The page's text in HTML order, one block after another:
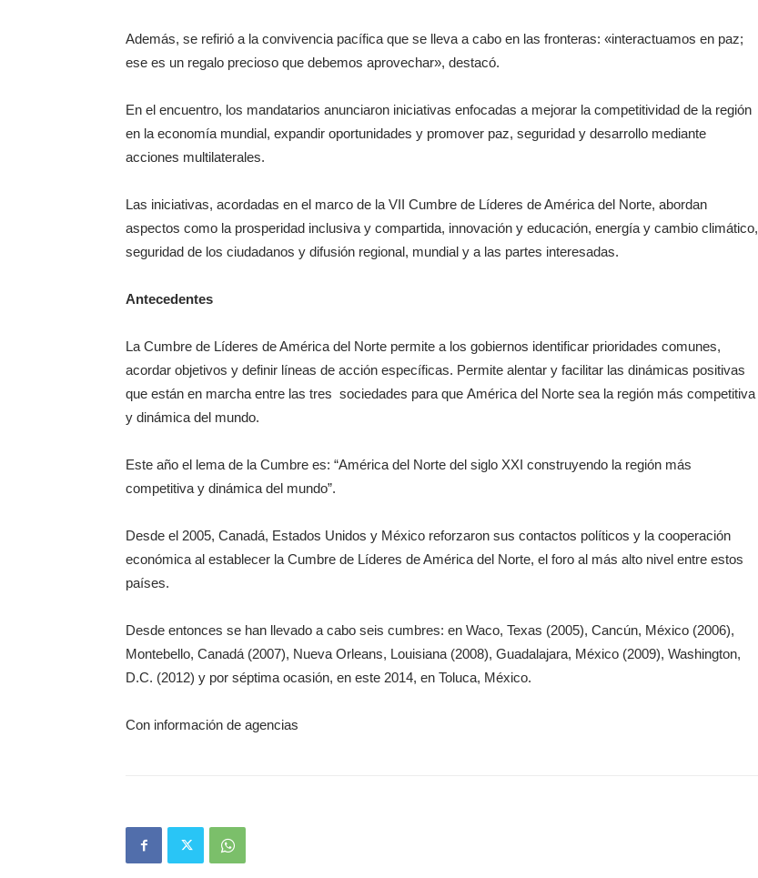
Además, se refirió a la convivencia pacífica que se lleva a cabo en las fronteras: «interactuamos en paz;
ese es un regalo precioso que debemos aprovechar», destacó.
En el encuentro, los mandatarios anunciaron iniciativas enfocadas a mejorar la competitividad de la región
en la economía mundial, expandir oportunidades y promover paz, seguridad y desarrollo mediante
acciones multilaterales.
Las iniciativas, acordadas en el marco de la VII Cumbre de Líderes de América del Norte, abordan
aspectos como la prosperidad inclusiva y compartida, innovación y educación, energía y cambio climático,
seguridad de los ciudadanos y difusión regional, mundial y a las partes interesadas.
Antecedentes
La Cumbre de Líderes de América del Norte permite a los gobiernos identificar prioridades comunes,
acordar objetivos y definir líneas de acción específicas. Permite alentar y facilitar las dinámicas positivas
que están en marcha entre las tres sociedades para que América del Norte sea la región más competitiva
y dinámica del mundo.
Este año el lema de la Cumbre es: “América del Norte del siglo XXI construyendo la región más
competitiva y dinámica del mundo”.
Desde el 2005, Canadá, Estados Unidos y México reforzaron sus contactos políticos y la cooperación
económica al establecer la Cumbre de Líderes de América del Norte, el foro al más alto nivel entre estos
países.
Desde entonces se han llevado a cabo seis cumbres: en Waco, Texas (2005), Cancún, México (2006),
Montebello, Canadá (2007), Nueva Orleans, Louisiana (2008), Guadalajara, México (2009), Washington,
D.C. (2012) y por séptima ocasión, en este 2014, en Toluca, México.
Con información de agencias